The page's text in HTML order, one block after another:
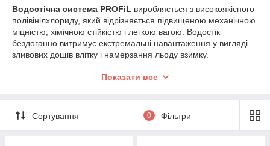
Водостічна система PROFiL виробляється з високоякісного
полівінілхлориду, який відрізняється підвищеною механічною
міцністю, хімічною стійкістю і легкою вагою. Водостік
бездоганно витримує екстремальні навантаження у вигляді
зливових дощів влітку і намерзання льоду взимку.
опадів. Спеціальні компоненти, додані при виробництві
Водостік PROFiL
має захист від ультрафіолетового
випромінювання.
Показати все
Сортування 0 Фільтри